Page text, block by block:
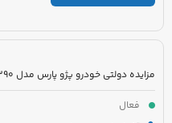
مزایده دولتی خودرو پژو پارس مدل 1390 رنگ سفید
فعال